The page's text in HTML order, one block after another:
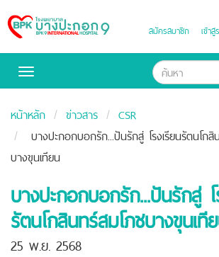
Bangpakok
Hospital
สมัครสมาชิก เข้า
Toggle
หน้าหลัก ข่าวสาร
CSR
บางปะกอกบอกรัก...ปันรักสู่ โรงเรียนรัตนโกสิ
บางขุนเทียน
บางปะกอกบอกรัก...ปันรักสู่ โ
รัตนโกสินทร์สมโภชบางขุนเที
25 พ.ย. 2568